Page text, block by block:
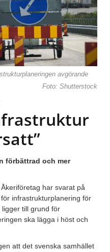
avgörande
Foto: Shutterstock
förbättrad och mer
har svarat på
infrastrukturplanering för
till grund för
ska lägga i höst och
att det svenska samhället